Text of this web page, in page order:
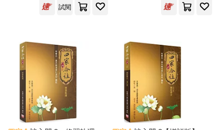
可港澳店取(10)
可新加坡店取(10)
可菲律賓店取(10)
試閱